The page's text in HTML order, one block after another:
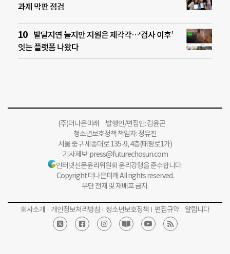
과제 막판 점검
발달지연 늘지만 지원은 제각각…‘검사 이후’
잇는 플랫폼 나왔다
(주)더나은미래 발행인/편집인: 김윤곤
청소년보호정책 책임자: 정유진
서울 중구 세종대로 135-9, 4층(태평로1가)
기사제보:press@futurechosun.com
인터넷신문윤리위원회 윤리강령을 준수합니다.
Copyright 더나은미래 All rights reserved.
무단 전재 및 재배포 금지.
회사소개 개인정보처리방침 청소년보호정책 편집규약 알립니다